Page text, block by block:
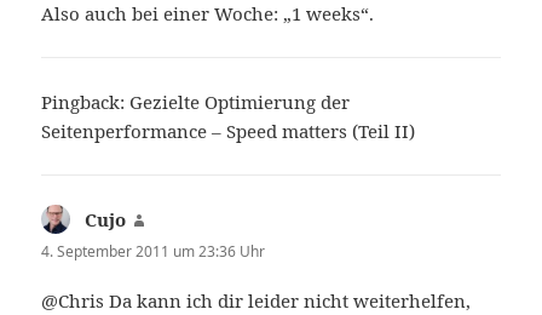
Also auch bei einer Woche: „1 weeks“.
Pingback: Gezielte Optimierung der
Seitenperformance – Speed matters (Teil II)
Cujo
4. September 2011 um 23:36 Uhr
@Chris Da kann ich dir leider nicht weiterhelfen,